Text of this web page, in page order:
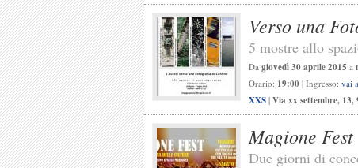
Verso una
5 mostre allo
Da giovedì 30 aprile 2015 a
Orario: 19:00 | Ingresso: vai
XXS | Via xx settembre, 13,
Magione Fest
Due giorni di